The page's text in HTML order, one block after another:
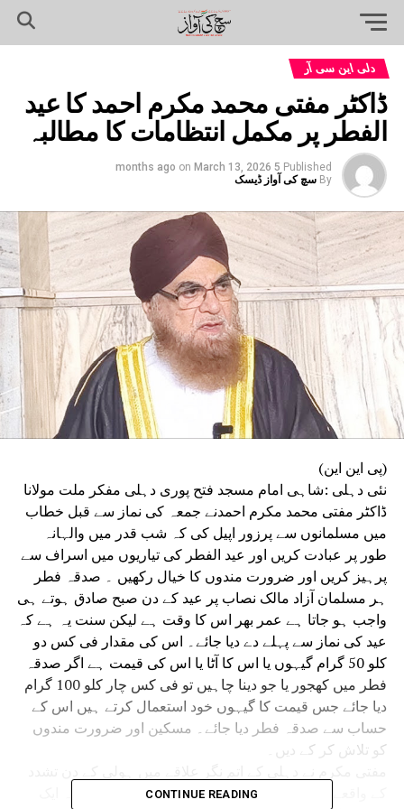
دلی این سی آر
ڈاکٹر مفتی محمد مکرم احمد کا عید
الفطر پر مکمل انتظامات کا مطالبہ
Published
5 months ago
on March 13, 2026
By سچ کی آواز ڈیسک
(پی این این)
نئی دہلی :شاہی امام مسجد فتح پوری دہلی مفکر ملت مولانا
ڈاکٹر مفتی محمد مکرم احمدنے جمعہ کی نماز سے قبل خطاب
میں مسلمانوں سے پرزور اپیل کی کہ شب قدر میں والہانہ
طور پر عبادت کریں اور عید الفطر کی تیاریوں میں اسراف سے
پرہیز کریں اور ضرورت مندوں کا خیال رکھیں ۔ صدقہ فطر
ہر مسلمان آزاد مالک نصاب پر عید کے دن صبح صادق ہوتے ہی
واجب ہو جاتا ہے عمر بھر اس کا وقت ہے لیکن سنت یہ ہے کہ
عید کی نماز سے پہلے دے دیا جائے۔ اس کی مقدار فی کس دو
کلو 50 گرام گیہوں یا اس کا آٹا یا اس کی قیمت ہے اگر صدقہ
فطر میں کھجور یا جو دینا چاہیں تو فی کس چار کلو 100 گرام
دیا جائے جس قیمت کا گیہوں خود استعمال کرتے ہیں اس کے
حساب سے صدقہ فطر دیا جائے۔ مسکین اور ضرورت مندوں
کو تلاش کر کے دیں۔
کے واقعے پر شدید تشویش کا اظہار کیا انہوں نے کہا کہ ایک
CONTINUE READING